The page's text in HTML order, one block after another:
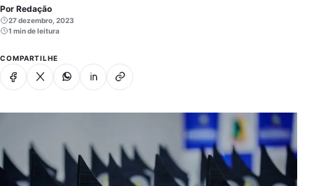
Por Redação
27 dezembro, 2023
1 min de leitura
COMPARTILHE
Facebook
X WhatsappLinkedinCopiar link